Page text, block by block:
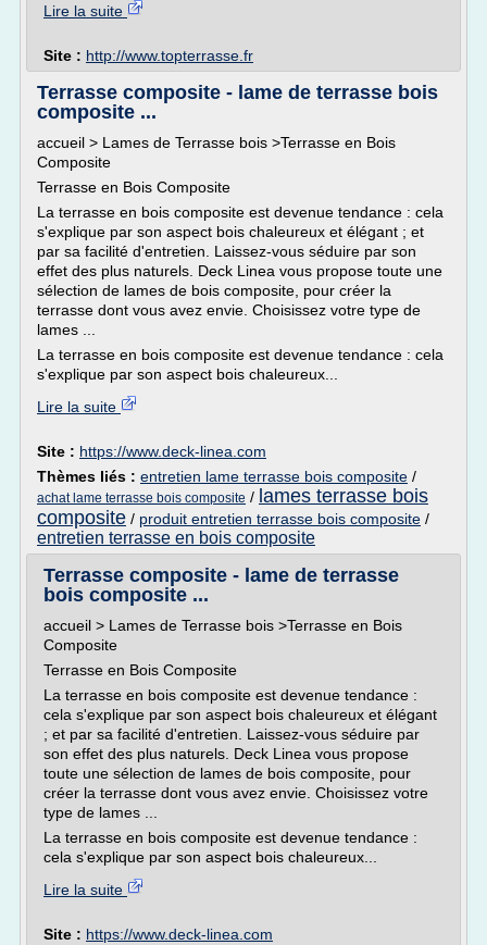
Lire la suite
Site : http://www.topterrasse.fr
Terrasse composite - lame de terrasse bois
composite ...
accueil > Lames de Terrasse bois >Terrasse en Bois
Composite
Terrasse en Bois Composite
La terrasse en bois composite est devenue tendance : cela
s'explique par son aspect bois chaleureux et élégant ; et
par sa facilité d'entretien. Laissez-vous séduire par son
effet des plus naturels. Deck Linea vous propose toute une
sélection de lames de bois composite, pour créer la
terrasse dont vous avez envie. Choisissez votre type de
lames ...
La terrasse en bois composite est devenue tendance : cela
s'explique par son aspect bois chaleureux...
Lire la suite
Site : https://www.deck-linea.com
Thèmes liés : entretien lame terrasse bois composite /
achat lame terrasse bois composite / lames terrasse bois
composite / produit entretien terrasse bois composite /
entretien terrasse en bois composite
Terrasse composite - lame de terrasse
bois composite ...
accueil > Lames de Terrasse bois >Terrasse en Bois
Composite
Terrasse en Bois Composite
La terrasse en bois composite est devenue tendance :
cela s'explique par son aspect bois chaleureux et élégant
; et par sa facilité d'entretien. Laissez-vous séduire par
son effet des plus naturels. Deck Linea vous propose
toute une sélection de lames de bois composite, pour
créer la terrasse dont vous avez envie. Choisissez votre
type de lames ...
La terrasse en bois composite est devenue tendance :
cela s'explique par son aspect bois chaleureux...
Lire la suite
Site : https://www.deck-linea.com